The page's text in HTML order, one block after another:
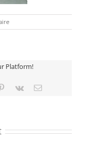
Platform!
Pinterest
Vk Email